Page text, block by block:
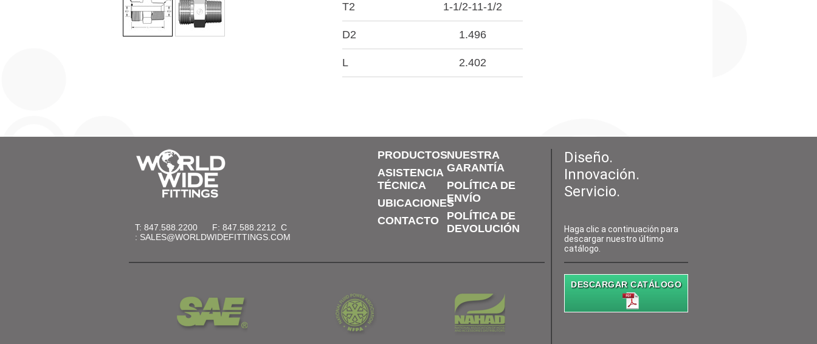
T2 1-1/2-11-1/2
D2 1.496
L 2.402
T: 847.588.2200 F: 847.588.2212 C
: SALES@WORLDWIDEFITTINGS.COM
PRODUCTOS
ASISTENCIA
TÉCNICA
UBICACIONES
CONTACTO
NUESTRA
GARANTÍA
POLÍTICA DE
ENVÍO
POLÍTICA DE
DEVOLUCIÓN
Diseño.
Innovación.
Servicio.
Haga clic a continuación para
descargar nuestro último
catálogo.
DESCARGAR CATÁLOGO